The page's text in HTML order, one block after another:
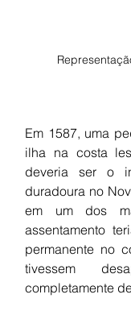
Em 1587, uma
ilha na costa
deveria ser o
duradoura no
em um dos
assentamento
permanente no
tivessem
completamente